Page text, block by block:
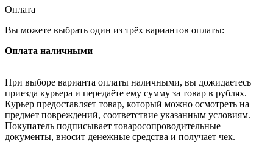
Оплата
Вы можете выбрать один из трёх вариантов оплаты:
Оплата наличными
При выборе варианта оплаты наличными, вы дожидаетесь
приезда курьера и передаёте ему сумму за товар в рублях.
Курьер предоставляет товар, который можно осмотреть на
предмет повреждений, соответствие указанным условиям.
Покупатель подписывает товаросопроводительные
документы, вносит денежные средства и получает чек.